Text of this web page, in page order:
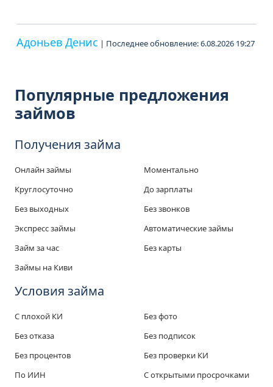
Адоньев Денис | Последнее обновление: 6.08.2026 19:27
Популярные предложения
займов
Получения займа
Онлайн займы
Моментально
Круглосуточно
До зарплаты
Без выходных
Без звонков
Экспресс займы
Автоматические займы
Займ за час
Без карты
Займы на Киви
Условия займа
С плохой КИ
Без фото
Без отказа
Без подписок
Без процентов
Без проверки КИ
По ИИН
С открытыми просрочками